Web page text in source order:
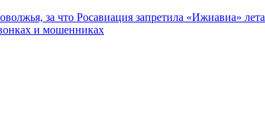
за что Росавиация запретила «Ижиавиа»
и мошенниках